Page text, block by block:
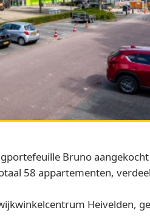
Bruno
58 appartementen,
Heivelden,